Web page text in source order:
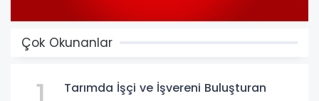
Çok Okunanlar
Tarımda İşçi ve İşvereni Buluşturan